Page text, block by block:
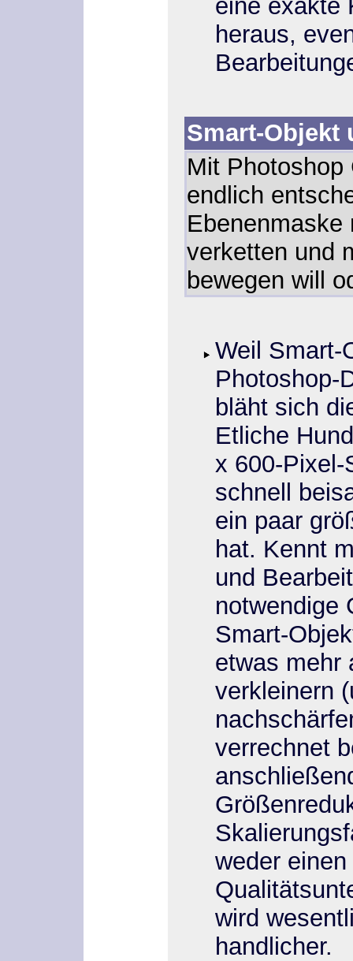
eine exakte
heraus,
Smart-Objekt
Mit Photoshop
endlich
Ebenenmaske
verketten und
bewegen will
Weil Smart-
Photoshop-
bläht sich
Etliche
x 600-Pixel-
schnell
ein paar
hat. Kennt
und
notwendige
Smart-
etwas mehr
verkleinern
verrechnet
weder
wird
handlicher.